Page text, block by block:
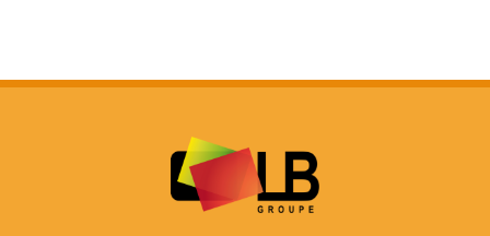
La hont miraclosa - Los Secrets de Fred